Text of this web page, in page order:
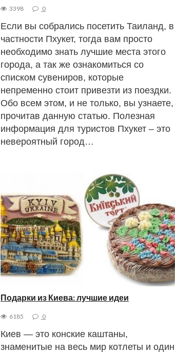
3398 0
Если вы собрались посетить Таиланд, в
частности Пхукет, тогда вам просто
необходимо знать лучшие места этого
города, а так же ознакомиться со
списком сувениров, которые
непременно стоит привезти из поездки.
Обо всем этом, и не только, вы узнаете,
прочитав данную статью. Полезная
информация для туристов Пхукет – это
невероятный город…
Подарки из Киева: лучшие идеи
6185 0
Киев — это конские каштаны,
знаменитые на весь мир котлеты и один